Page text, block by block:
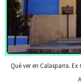
Qué ver en Calasparra.